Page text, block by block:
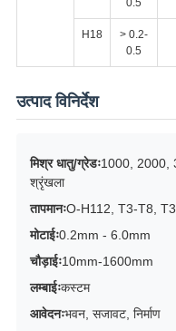
0.5
H18
> 0.2-
0.5
उत्पाद विनिर्देश
मिश्र धातु/ग्रेडः1000, 2000,
श्रृंखला
तापमानःO-H112, T3-T8,
मोटाईः0.2mm - 6.0mm
चौड़ाईः10mm-1600mm
लम्बाईःकस्टम
आवेदनःभवन, सजावट, निर्माण